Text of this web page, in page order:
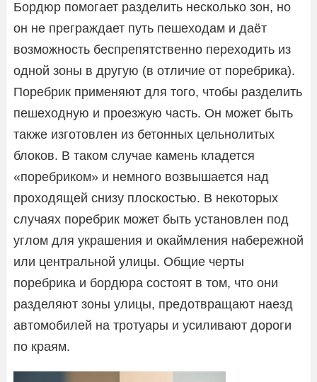
Бордюр помогает разделить несколько зон, но
он не преграждает путь пешеходам и даёт
возможность беспрепятственно переходить из
одной зоны в другую (в отличие от поребрика).
Поребрик применяют для того, чтобы разделить
пешеходную и проезжую часть. Он может быть
также изготовлен из бетонных цельнолитых
блоков. В таком случае камень кладется
«поребриком» и немного возвышается над
проходящей снизу плоскостью. В некоторых
случаях поребрик может быть установлен под
углом для украшения и окаймления набережной
или центральной улицы. Общие черты
поребрика и бордюра состоят в том, что они
разделяют зоны улицы, предотвращают наезд
автомобилей на тротуары и усиливают дороги
по краям.